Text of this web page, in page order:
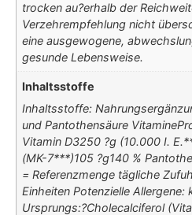
trocken au?erhalb der
Verzehrempfehlung nicht
eine ausgewogene,
gesunde Lebensweise.
Inhaltsstoffe
Inhaltsstoffe:
und Pantothensäure
Vitamin D3250 ?g (10.000 I.
(MK-7***)105 ?g140 %
= Referenzmenge tägliche
Einheiten Potenzielle
Ursprungs:?Cholecalciferol